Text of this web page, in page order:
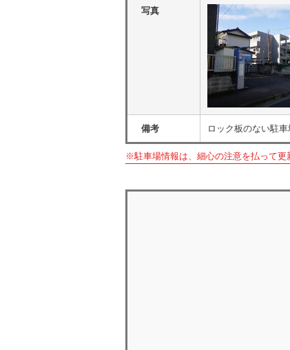
写真
備考 ロック板のない駐
※駐車場情報は、細心の注意を払って更